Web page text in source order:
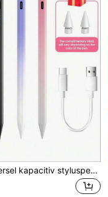
1 stk. universel kapacitiv styluspen til telefon og tablet, aktiv touch-kapacitiv stylus, kompatibel med Android- og Apple-enheder, præcis touch, glat skrivning, high-end kapacitiv stylus (ikke kompatibel med resistiv skærm og elektromagnetiske skærmtablets)